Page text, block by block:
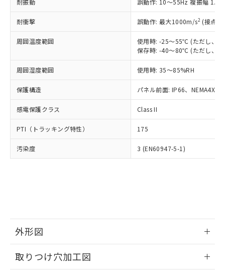
耐振動 誤動作: 10～55Hz 複振幅
耐衝撃 誤動作: 最大1000m/s2 (接点
周囲温度範囲
使用時: -25～55℃ (ただし、氷
保存時: -40～80℃ (ただし、氷
周囲湿度範囲 使用時: 35～85%RH
保護構造 パネル前面: IP66、NEMA4X,
感電保護クラス Class II
PTI（トラッキング特性） 175
汚染度 3 (EN60947-5-1)
外形図
取りつけ穴加工図
正式な納期状況および標準価格はお客
様のお取引先、またはお客様担当のオ
ムロン制御機器販売店・当社販売員に
オムロン制御機器販売店や当社販売拠
販売ネットワーク
」をご確認
在庫状況および標準価格結果を当社の
事前の承諾なく第三者に漏洩または開
示しないようお願いします。
マイパーツ機能（部品リスト作成サー
ビス）をご利用いただくには、I-Web
メンバーズにご登録されている必要が
お客様が当ウェブサイト上で当社にご
指します。
但し、RoHS指令で産業用監視および制御機器に対する
適用除外項目は除く。
フタル酸エステル類の４物質については閾値を超える意
図的な使用がないことを確認しています。
部品在庫の切り替え状況などにより、予定
月が前後することがあります。
※3 非含有証明書ダウンロード
51物質の非含有証明書（当社基準）
※本証明書は発行日時点で非含有を証明す
るもので、過去に遡って非含有を証明する
ものではありません。
また、RoHS指令のフタル酸エステル類４
DBP(フタル酸ジブチル) : 1000ppm、 DIBP(フタル酸ジ
イソブチル) : 1000ppm、 BBP(フタル酸ブチルベンジ
DEHP(フタル酸ビス(2-エチルヘキシル)) : 1000ppm
準値以下であることを示します。
「10」：通常の使用状況下において有害物
質が外部に漏えいし、環境に深刻な影響を
及ぼさない年数を意味します。
「－」：未確認です。当社販売部門へお問
全に破砕するなど、違法に輸出されな
いよう必要な手段を講じます。
当社は貴社製品を、核兵器、ミサイ
ル、化学兵器、生物兵器またはその他
武器並びにこれらの製造装置等に一切
当社は、貴社製品を第三者に販売する
場合は、上記1、2および3の内容を当
該第三者に通知します。また当社は、
販売先および販売に係わる関係者が違
法に輸出するおそれがある場合は、取
り引きをいたしません。
一定数には満たないが在庫あり
－
在庫なし(最新の在庫状況につ
いては、お客様のお取引先、ま
たはお客様担当のオムロン制御
機器販売店・当社販売員にご確
空
受注生産機種、また在庫状況の
情報を公開していない機種